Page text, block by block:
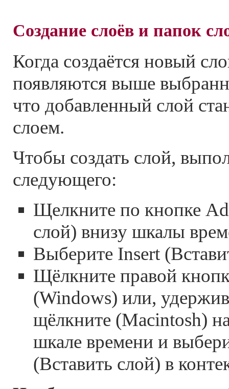
Создание слоёв и папок
Когда создаётся новый
появляются выше
что добавленный слой
слоем.
Чтобы создать слой,
следующего:
Щелкните по кнопке
слой) внизу шкалы
Выберите Insert
Щёлкните правой
(Windows) или,
щёлкните (Macintosh)
шкале времени и
(Вставить слой) в